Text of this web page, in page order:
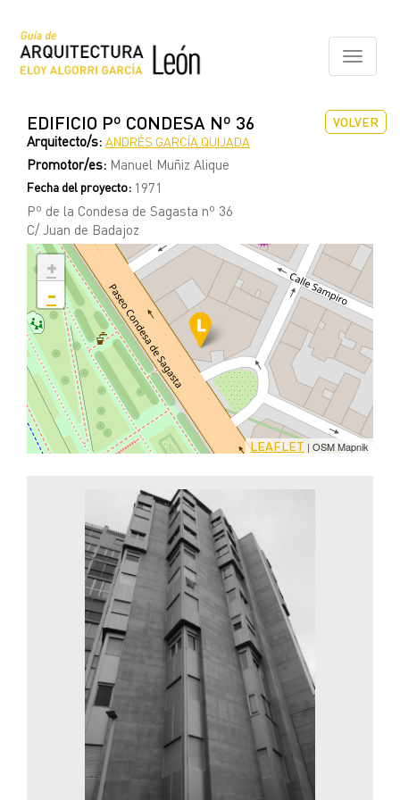
contenido
principal
Toggle
VOLVER
EDIFICIO Pº CONDESA Nº 36
Arquitecto/s: ANDRÉS GARCÍA QUIJADA
Promotor/es: Manuel Muñiz Alique
Fecha del proyecto: 1971
Pº de la Condesa de Sagasta nº 36
C/ Juan de Badajoz
+
-
LEAFLET | OSM Mapnik